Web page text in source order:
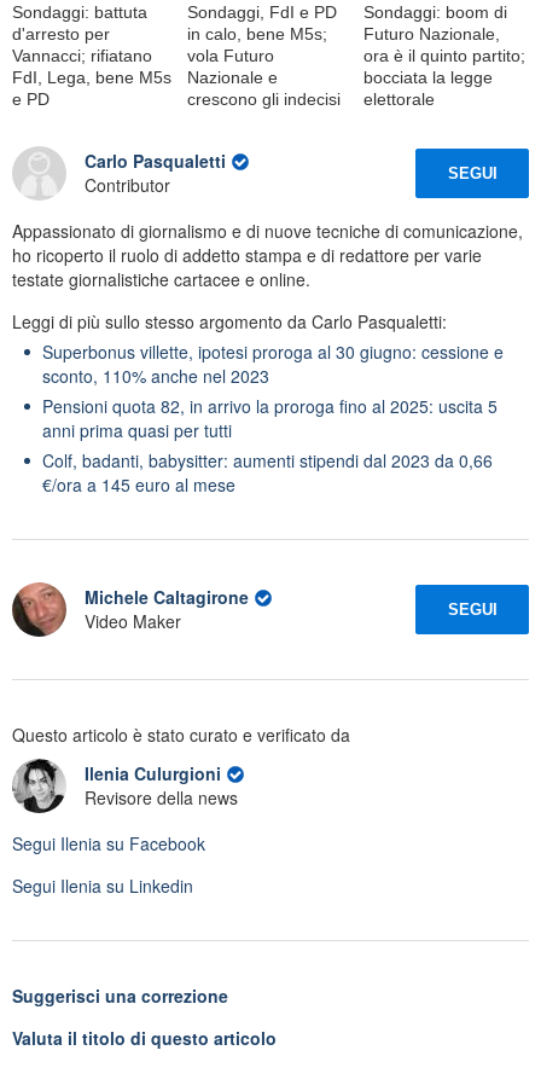
Sondaggi: battuta
d'arresto per
Vannacci; rifiatano
FdI, Lega, bene M5s
e PD
Sondaggi, FdI e PD
in calo, bene M5s;
vola Futuro
Nazionale e
crescono gli indecisi
Sondaggi: boom di
Futuro Nazionale,
ora è il quinto partito;
bocciata la legge
elettorale
Carlo Pasqualetti
Contributor
SEGUI
Appassionato di giornalismo e di nuove tecniche di comunicazione,
ho ricoperto il ruolo di addetto stampa e di redattore per varie
testate giornalistiche cartacee e online.
Leggi di più sullo stesso argomento da Carlo Pasqualetti:
Superbonus villette, ipotesi proroga al 30 giugno: cessione e
sconto, 110% anche nel 2023
Pensioni quota 82, in arrivo la proroga fino al 2025: uscita 5
anni prima quasi per tutti
Colf, badanti, babysitter: aumenti stipendi dal 2023 da 0,66
€/ora a 145 euro al mese
Michele Caltagirone
Video Maker
SEGUI
Questo articolo è stato curato e verificato da
Ilenia Culurgioni
Revisore della news
Segui Ilenia su Facebook
Segui Ilenia su Linkedin
Suggerisci una correzione
Valuta il titolo di questo articolo